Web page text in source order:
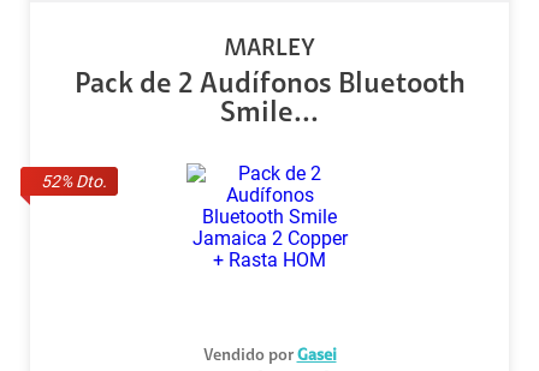
52% Dto.
MARLEY
Pack de 2 Audífonos Bluetooth
Smile...
Vendido por Gasei